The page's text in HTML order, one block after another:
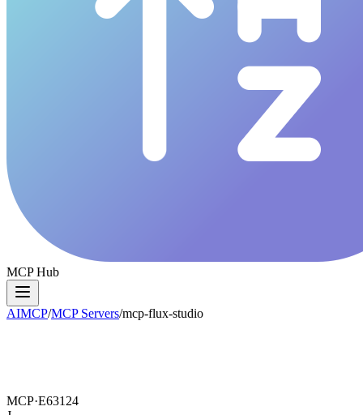
MCP Hub
AIMCP/MCP Servers/mcp-flux-studio
MCP·E63124